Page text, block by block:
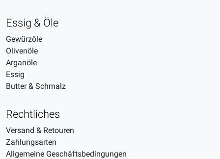
Essig & Öle
Gewürzöle
Olivenöle
Arganöle
Essig
Butter & Schmalz
Rechtliches
Versand & Retouren
Zahlungsarten
Allgemeine Geschäftsbedingungen